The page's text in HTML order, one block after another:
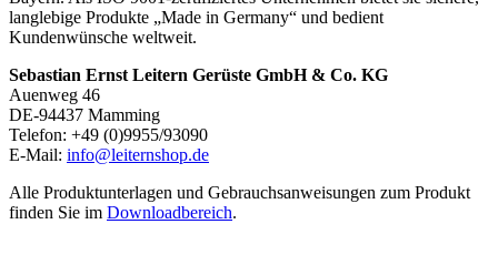
langlebige Produkte „Made in Germany“ und bedient
Kundenwünsche weltweit.
Sebastian Ernst Leitern Gerüste GmbH & Co. KG
Auenweg 46
DE-94437 Mamming
Telefon: +49 (0)9955/93090
E-Mail: info@leiternshop.de
Alle Produktunterlagen und Gebrauchsanweisungen zum Produkt
finden Sie im Downloadbereich.